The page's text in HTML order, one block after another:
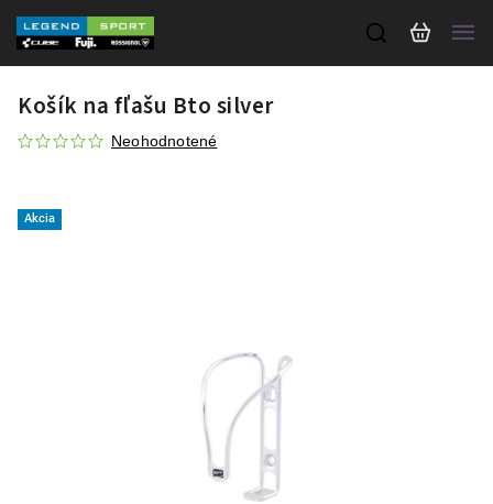
Košík na fľašu Bto silver
Neohodnotené
Akcia